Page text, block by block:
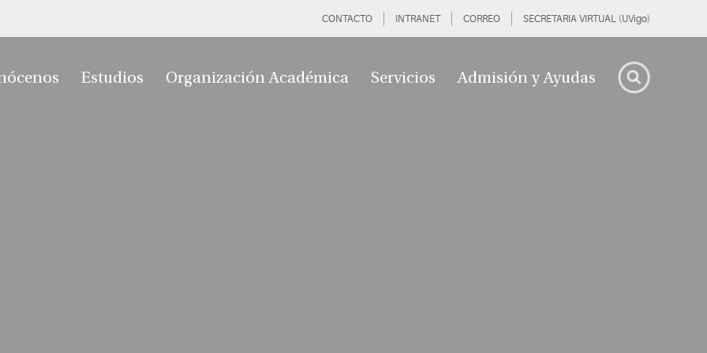
CONTACTO INTRANET CORREO SECRETARIA VIRTUAL (UVigo)
Estudios Organización Académica Servicios Admisión y Ayudas